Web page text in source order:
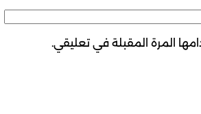
المرة المقبلة في تعليقي.